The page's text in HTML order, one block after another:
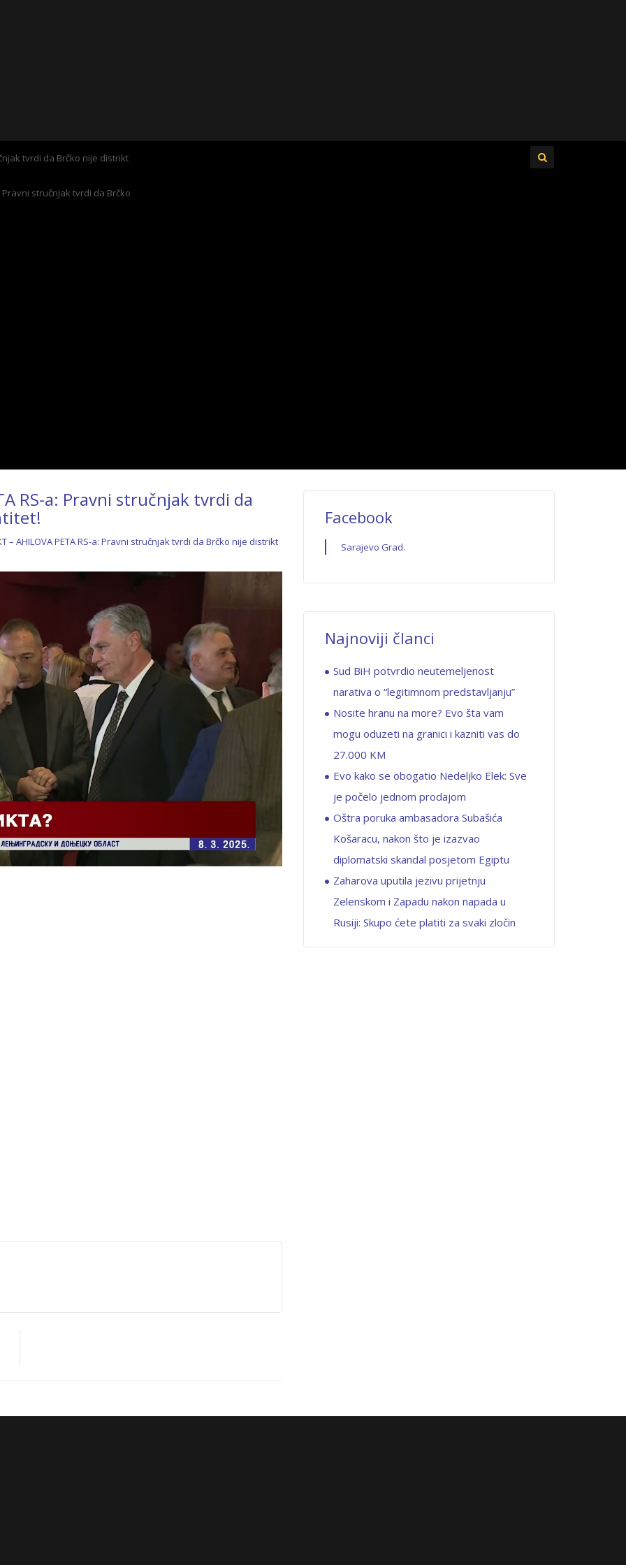
tvrdi da Brčko nije distrikt
Pravni stručnjak tvrdi da Brčko
RS-a: Pravni stručnjak tvrdi da
– AHILOVA PETA RS-a: Pravni stručnjak tvrdi da Brčko nije distrikt
Facebook
Sarajevo Grad.
Najnoviji članci
Sud BiH potvrdio neutemeljenost
narativa o “legitimnom predstavljanju”
Nosite hranu na more? Evo šta vam
mogu oduzeti na granici i kazniti vas do
27.000 KM
Evo kako se obogatio Nedeljko Elek: Sve
je počelo jednom prodajom
Oštra poruka ambasadora Subašića
Košaracu, nakon što je izazvao
diplomatski skandal posjetom Egiptu
Zaharova uputila jezivu prijetnju
Zelenskom i Zapadu nakon napada u
Rusiji: Skupo ćete platiti za svaki zločin